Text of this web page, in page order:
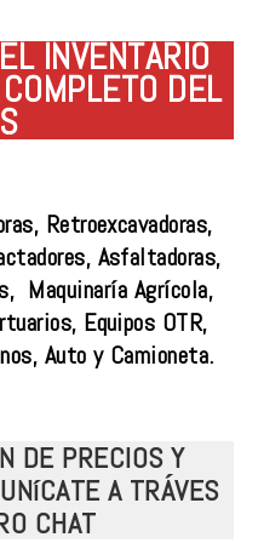
INVENTARIO
DEL
Retroexcavadoras,
Asfaltadoras,
Maquinaría Agrícola,
Equipos OTR,
Auto y Camioneta.
DE PRECIOS Y
A TRÁVES
CHAT